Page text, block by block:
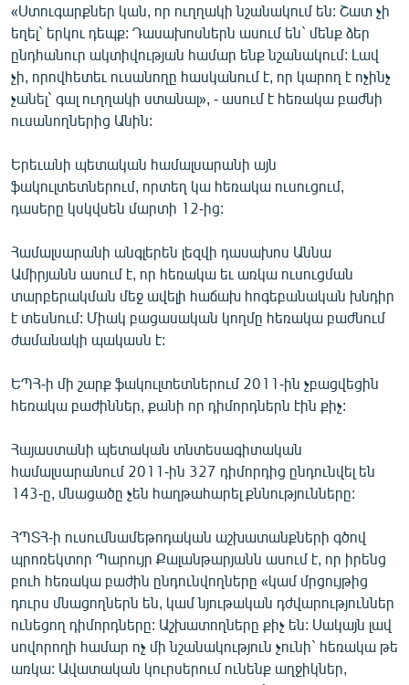
English
Русский
ՀԵՏԵՎԵՔ ՄԵԶ
«Ազատության» բոլոր կայքերը
«Ստուգարքներ կան, որ ուղղակի նշանակում են: Շատ չի
եղել` երկու դեպք: Դասախոսներն ասում են` մենք ձեր
ընդհանուր ակտիվության համար ենք նշանակում: Լավ
չի, որովհետեւ ուսանողը հասկանում է, որ կարող է ոչինչ
չանել` գալ ուղղակի ստանալ», - ասում է հեռակա բաժնի
ուսանողներից Անին:
Երեւանի պետական համալսարանի այն
ֆակուլտետներում, որտեղ կա հեռակա ուսուցում,
դասերը կսկվսեն մարտի 12-ից:
Համալսարանի անգլերեն լեզվի դասախոս Աննա
Ամիրյանն ասում է, որ հեռակա եւ առկա ուսուցման
տարբերակման մեջ ավելի հաճախ հոգեբանական խնդիր
է տեսնում: Միակ բացասական կողմը հեռակա բաժնում
ժամանակի պակասն է:
ԵՊՀ-ի մի շարք ֆակուլտետներում 2011-ին չբացվեցին
հեռակա բաժիններ, քանի որ դիմորդներն էին քիչ:
Հայաստանի պետական տնտեսագիտական
համալսարանում 2011-ին 327 դիմորդից ընդունվել են
143-ը, մնացածը չեն հաղթահարել քննությունները:
ՀՊՏՀ-ի ուսումնամեթոդական աշխատանքների գծով
պրոռեկտոր Պարույր Քալանթարյանն ասում է, որ իրենց
բուհ հեռակա բաժին ընդունվողները «կամ մրցույթից
դուրս մնացողներն են, կամ նյութական դժվարություններ
ունեցող դիմորդները: Աշխատողները քիչ են: Սակայն լավ
սովորողի համար ոչ մի նշանակություն չունի` հեռակա թե
առկա: Ավատական կուրսերում ունենք աղջիկներ,